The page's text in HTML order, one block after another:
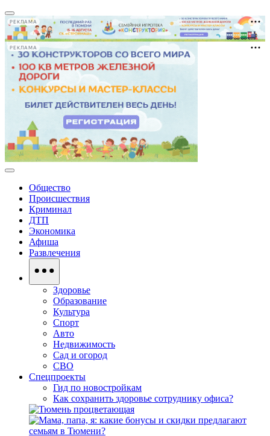
РЕКЛАМА
РЕКЛАМА
Общество
Происшествия
Криминал
ДТП
Экономика
Афиша
Развлечения
Здоровье
Образование
Культура
Спорт
Авто
Недвижимость
Сад и огород
СВО
Спецпроекты
Гид по новостройкам
Как сохранить здоровье сотруднику офиса?